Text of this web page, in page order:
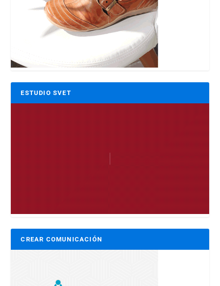
ESTUDIO SVET
CREAR COMUNICACIÓN